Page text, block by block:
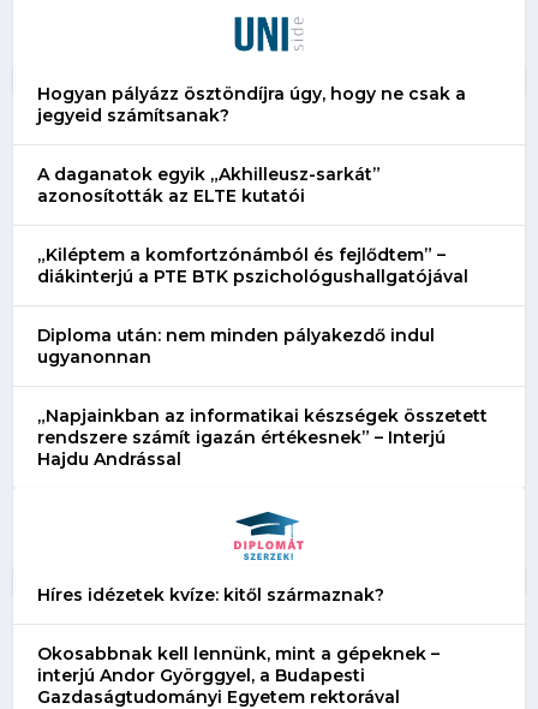
Hogyan pályázz ösztöndíjra úgy, hogy ne csak a
jegyeid számítsanak?
A daganatok egyik „Akhilleusz-sarkát”
azonosították az ELTE kutatói
„Kiléptem a komfortzónámból és fejlődtem” –
diákinterjú a PTE BTK pszichológushallgatójával
Diploma után: nem minden pályakezdő indul
ugyanonnan
„Napjainkban az informatikai készségek összetett
rendszere számít igazán értékesnek” – Interjú
Hajdu Andrással
Híres idézetek kvíze: kitől származnak?
Okosabbnak kell lennünk, mint a gépeknek –
interjú Andor Györggyel, a Budapesti
Gazdaságtudományi Egyetem rektorával